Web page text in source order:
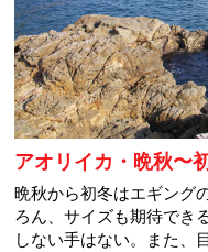
アオリイカ・晩秋〜
晩秋から初冬はエギング
ろん、サイズも期待でき
しない手はない。また、